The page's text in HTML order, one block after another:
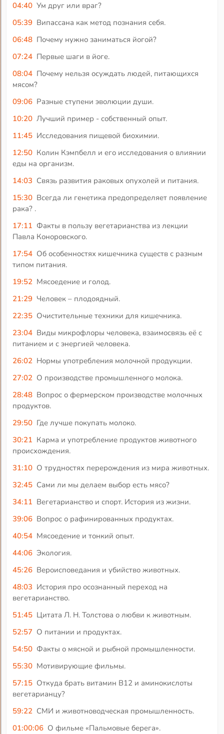
04:40 Ум друг или враг?
05:39 Випассана как метод познания себя.
06:48 Почему нужно заниматься йогой?
07:24 Первые шаги в йоге.
08:04 Почему нельзя осуждать людей, питающихся
мясом?
09:06 Разные ступени эволюции души.
10:20 Лучший пример - собственный опыт.
11:45 Исследования пищевой биохимии.
12:50 Колин Кэмпбелл и его исследования о влиянии
еды на организм.
14:03 Связь развития раковых опухолей и питания.
15:30 Всегда ли генетика предопределяет появление
рака? .
17:11 Факты в пользу вегетарианства из лекции
Павла Коноровского.
17:54 Об особенностях кишечника существ с разным
типом питания.
19:52 Мясоедение и голод.
21:29 Человек – плодоядный.
22:35 Очистительные техники для кишечника.
23:04 Виды микрофлоры человека, взаимосвязь её с
питанием и с энергией человека.
26:02 Нормы употребления молочной продукции.
27:02 О производстве промышленного молока.
28:48 Вопрос о фермерском производстве молочных
продуктов.
29:50 Где лучше покупать молоко.
30:21 Карма и употребление продуктов животного
происхождения.
31:10 О трудностях перерождения из мира животных.
32:45 Сами ли мы делаем выбор есть мясо?
34:11 Вегетарианство и спорт. История из жизни.
39:06 Вопрос о рафинированных продуктах.
40:54 Мясоедение и тонкий опыт.
44:06 Экология.
45:26 Вероисповедания и убийство животных.
48:03 История про осознанный переход на
вегетарианство.
51:45 Цитата Л. Н. Толстова о любви к животным.
52:57 О питании и продуктах.
54:50 Факты о мясной и рыбной промышленности.
55:30 Мотивирующие фильмы.
57:15 Откуда брать витамин В12 и аминокислоты
вегетарианцу?
59:22 СМИ и животноводческая промышленность.
01:00:06 О фильме «Пальмовые берега».